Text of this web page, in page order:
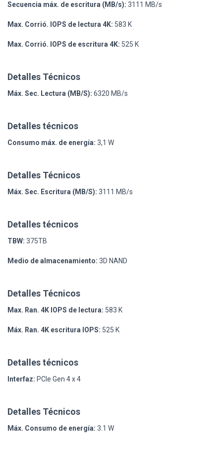
Secuencia máx. de escritura (MB/s): 3111 MB/s
Max. Corrió. IOPS de lectura 4K: 583 K
Max. Corrió. IOPS de escritura 4K: 525 K
Detalles Técnicos
Máx. Sec. Lectura (MB/S): 6320 MB/s
Detalles técnicos
Consumo máx. de energía: 3,1 W
Detalles Técnicos
Máx. Sec. Escritura (MB/S): 3111 MB/s
Detalles técnicos
TBW: 375TB
Medio de almacenamiento: 3D NAND
Detalles Técnicos
Max. Ran. 4K IOPS de lectura: 583 K
Máx. Ran. 4K escritura IOPS: 525 K
Detalles técnicos
Interfaz: PCIe Gen 4 x 4
Detalles Técnicos
Máx. Consumo de energía: 3.1 W